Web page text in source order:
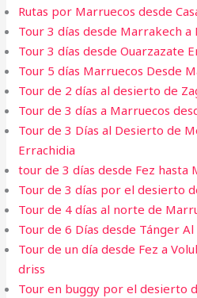
Rutas por Marruecos desde
Tour 3 días desde Marrakech a
Tour 3 días desde Ouarzazate
Tour 5 días Marruecos Desde
Tour de 2 días al desierto de
Tour de 3 días a Marruecos
Tour de 3 Días al Desierto de
Errachidia
tour de 3 días desde Fez hasta
Tour de 3 días por el desierto
Tour de 4 días al norte de
Tour de 6 Días desde Tánger
Tour de un día desde Fez a
driss
Tour en buggy por el desierto